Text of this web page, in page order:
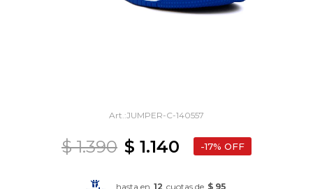
JUMPER-C-140557
$ 1.140
$ 1.390 17
hasta en 12 cuotas de $ 95